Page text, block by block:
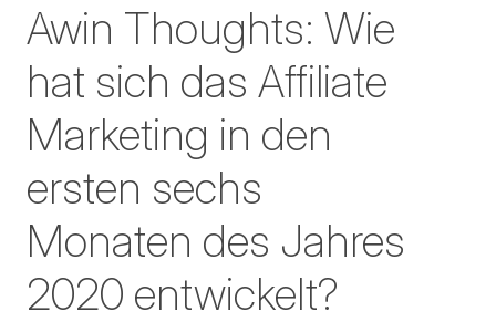
Awin Thoughts: Wie
hat sich das Affiliate
Marketing in den
ersten sechs
Monaten des Jahres
2020 entwickelt?